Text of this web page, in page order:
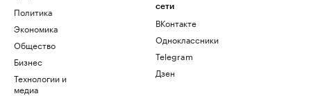
Политика
Экономика
Общество
Бизнес
Технологии и
медиа
сети
ВКонтакте
Одноклассники
Telegram
Дзен